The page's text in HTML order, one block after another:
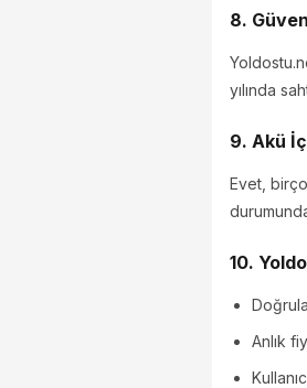
8.
yılında
9. Akü
Evet,
10.
Anlık